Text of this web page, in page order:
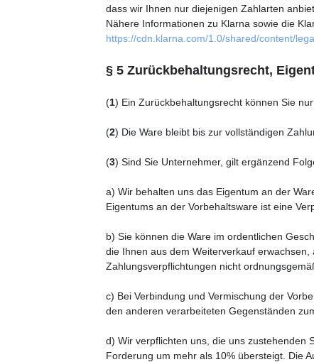
dass wir Ihnen nur diejenigen Zahlarten
Nähere Informationen zu Klarna sowie die
https://cdn.klarna.com/1.0/shared/content/
§ 5 Zurückbehaltungsrecht,
(1) Ein Zurückbehaltungsrecht können Sie
(2) Die Ware bleibt bis zur vollständigen
(3) Sind Sie Unternehmer, gilt ergänzend
a) Wir behalten uns das Eigentum an der
Eigentums an der Vorbehaltsware ist eine
b) Sie können die Ware im ordentlichen
die Ihnen aus dem Weiterverkauf
Zahlungsverpflichtungen nicht
c) Bei Verbindung und Vermischung der
den anderen verarbeiteten Gegenständen
d) Wir verpflichten uns, die uns zustehenden
Forderung um mehr als 10% übersteigt. Die